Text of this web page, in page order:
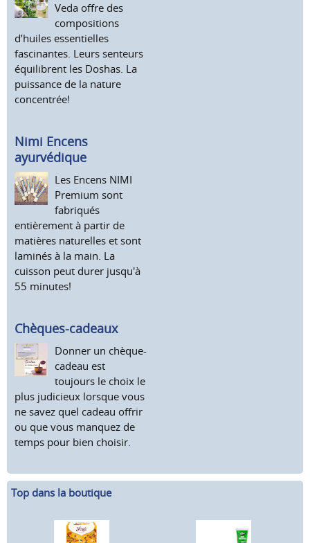
Veda offre des
compositions
d’huiles essentielles
fascinantes. Leurs senteurs
équilibrent les Doshas. La
puissance de la nature
concentrée!
Nimi Encens
ayurvédique
Les Encens NIMI
Premium sont
fabriqués
entièrement à partir de
matières naturelles et sont
laminés à la main. La
cuisson peut durer jusqu'à
55 minutes!
Chèques-cadeaux
Donner un chèque-
cadeau est
toujours le choix le
plus judicieux lorsque vous
ne savez quel cadeau offrir
ou que vous manquez de
temps pour bien choisir.
Top dans la boutique